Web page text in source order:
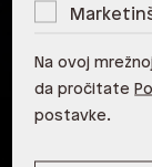
Split
ALDO, Tower
ALDO,
Na ovoj
da pročitate
postavke.